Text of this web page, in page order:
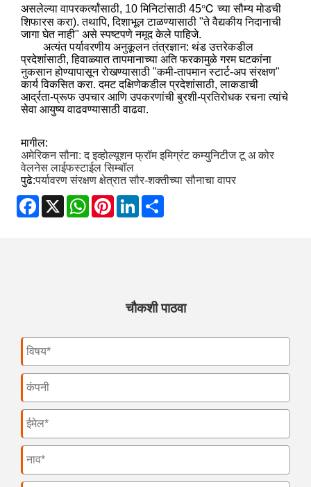
असलेल्या वापरकर्त्यांसाठी, 10 मिनिटांसाठी 45℃ च्या सौम्य मोडची
शिफारस करा). तथापि, दिशाभूल टाळण्यासाठी "ते वैद्यकीय निदानाची
जागा घेत नाही" असे स्पष्टपणे नमूद केले पाहिजे.
अत्यंत पर्यावरणीय अनुकूलन तंत्रज्ञान: थंड उत्तरेकडील
प्रदेशांसाठी, हिवाळ्यात तापमानाच्या अति फरकामुळे गरम घटकांना
नुकसान होण्यापासून रोखण्यासाठी "कमी-तापमान स्टार्ट-अप संरक्षण"
कार्य विकसित करा. दमट दक्षिणेकडील प्रदेशांसाठी, लाकडाची
आर्द्रता-प्रूफ उपचार आणि उपकरणांची बुरशी-प्रतिरोधक रचना त्यांचे
सेवा आयुष्य वाढवण्यासाठी वाढवा.
मागील:
अमेरिकन सौना: द इव्होल्यूशन फ्रॉम इमिग्रंट कम्युनिटीज टू अ कोर
वेलनेस लाईफस्टाईल सिम्बॉल
पुढे:पर्यावरण संरक्षण क्षेत्रात सौर-शक्तीच्या सौनाचा वापर
Facebook
X WhatsApp
PinterestLinkedIn
चौकशी पाठवा